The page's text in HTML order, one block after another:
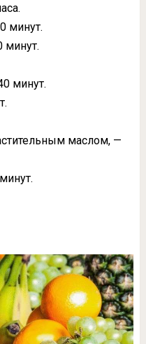
минут.
минут.
минут.
маслом, —